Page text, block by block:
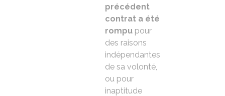
précédent
contrat a été
rompu pour
des raisons
indépendantes
de sa volonté,
ou pour
inaptitude